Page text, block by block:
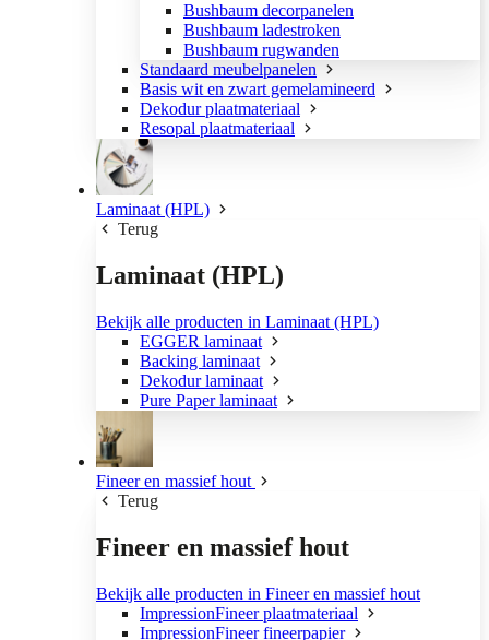
Bushbaum decorpanelen
Bushbaum ladestroken
Bushbaum rugwanden
Standaard meubelpanelen
Basis wit en zwart gemelamineerd
Dekodur plaatmateriaal
Resopal plaatmateriaal
Laminaat (HPL)
Terug
Laminaat (HPL)
Bekijk alle producten in Laminaat (HPL)
EGGER laminaat
Backing laminaat
Dekodur laminaat
Pure Paper laminaat
Fineer en massief hout
Terug
Fineer en massief hout
Bekijk alle producten in Fineer en massief hout
ImpressionFineer plaatmateriaal
ImpressionFineer fineerpapier